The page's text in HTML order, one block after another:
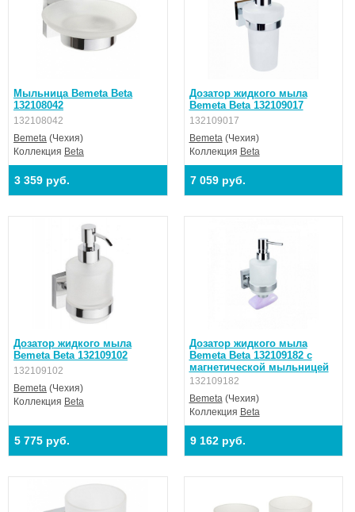
Мыльница Bemeta Beta
132108042
132108042
Bemeta (Чехия)
Коллекция Beta
3 359 руб.
Дозатор жидкого мыла
Bemeta Beta 132109017
132109017
Bemeta(Чехия)
Коллекция Beta
7 059 руб.
Дозатор жидкого мыла
Bemeta Beta 132109102
132109102
Bemeta (Чехия)
Коллекция Beta
5 775 руб.
Дозатор жидкого мыла
Bemeta Beta 132109182 с
магнетической мыльницей
132109182
Bemeta(Чехия)
Коллекция Beta
9 162 руб.